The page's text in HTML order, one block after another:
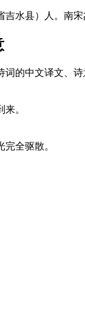
水县）人。南
的中文译文、诗
。
全驱散。